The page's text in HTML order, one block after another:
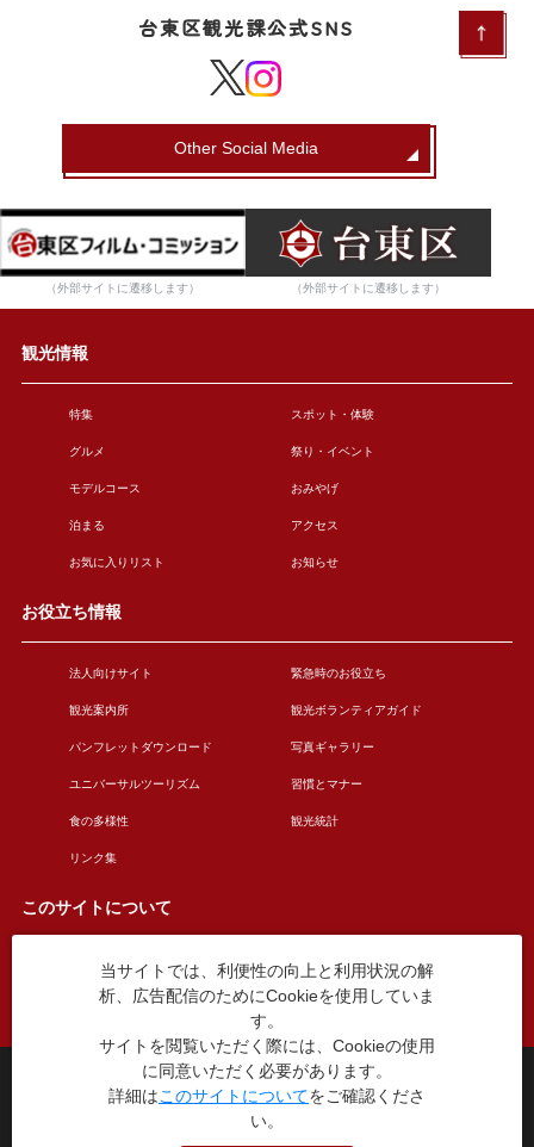
台東区観光課公式SNS
Other Social Media
（外部サイトに遷移します） （外部サイトに遷移します）
観光情報
特集 スポット・体験
グルメ 祭り・イベント
モデルコース おみやげ
泊まる アクセス
お気に入りリスト お知らせ
お役立ち情報
法人向けサイト 緊急時のお役立ち
観光案内所 観光ボランティアガイド
パンフレットダウンロード 写真ギャラリー
ユニバーサルツーリズム 習慣とマナー
食の多様性 観光統計
リンク集
このサイトについて
このサイトについて 広告掲載について
お問い合わせ
台東区役所観光課
〒110-8615 東京都台東区東上野4丁目5番6号
TEL：03-5246-1151
当サイトでは、利便性の向上と利用状況の解
析、広告配信のためにCookieを使用していま
す。
サイトを閲覧いただく際には、Cookieの使用
に同意いただく必要があります。
詳細はこのサイトについてをご確認くださ
い。